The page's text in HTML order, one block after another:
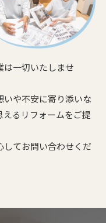
は一切いたしませ
いや不安に寄り添いな
えるリフォームをご提
てお問い合わせくだ